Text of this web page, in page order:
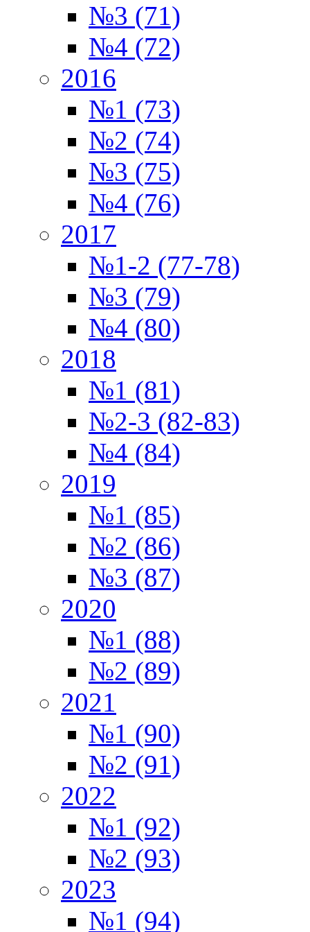
№3 (71)
№4 (72)
2016
№1 (73)
№2 (74)
№3 (75)
№4 (76)
2017
№1-2 (77-78)
№3 (79)
№4 (80)
2018
№1 (81)
№2-3 (82-83)
№4 (84)
2019
№1 (85)
№2 (86)
№3 (87)
2020
№1 (88)
№2 (89)
2021
№1 (90)
№2 (91)
2022
№1 (92)
№2 (93)
2023
№1 (94)